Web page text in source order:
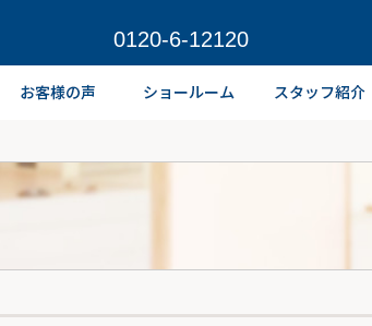
0120-6-12120